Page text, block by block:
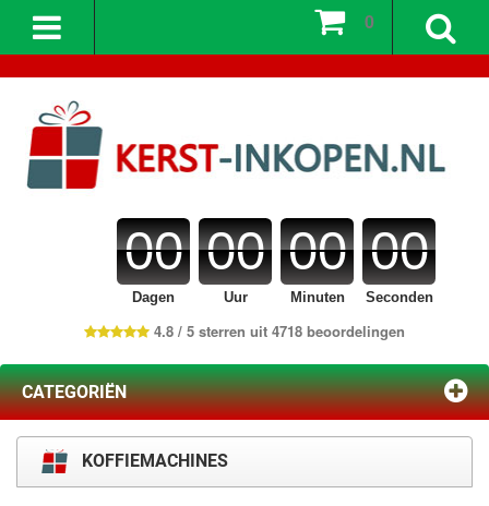
00
Dagen
00
Uur
00
Minuten
00
Seconden
4.8 / 5 sterren uit 4718 beoordelingen
0
CATEGORIËN
KOFFIEMACHINES